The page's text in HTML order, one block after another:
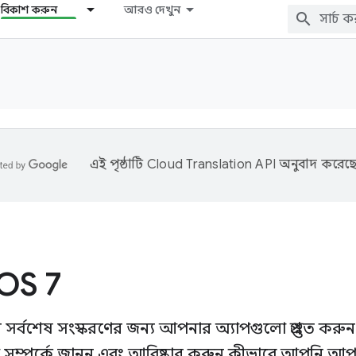
বিকাশ করুন আরও দেখুন
এই পৃষ্ঠাটি Cloud Translation API অনুবাদ
7
সংস্করণের জন্য আপনার অ্যাপগুলো প্রস্তুত